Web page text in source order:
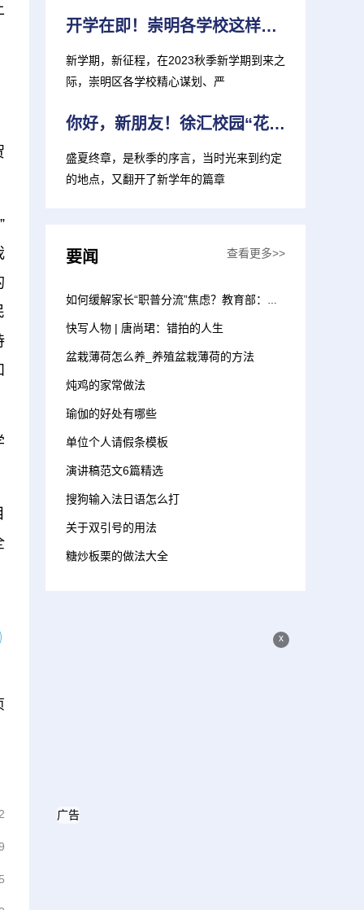
开学在即！崇明各学校这样准备迎接新学期
新学期，新征程，在2023秋季新学期到来之
际，崇明区各学校精心谋划、严
你好，新朋友！徐汇校园“花式”迎新 打造“独家记忆”
盛夏终章，是秋季的序言，当时光来到约定
的地点，又翻开了新学年的篇章
要闻 查看更多>>
如何缓解家长“职普分流”焦虑？教育部：新建优质普通高中 增加招生计划
快写人物 | 唐尚珺：错拍的人生
盆栽薄荷怎么养_养殖盆栽薄荷的方法
炖鸡的家常做法
瑜伽的好处有哪些
单位个人请假条模板
演讲稿范文6篇精选
搜狗输入法日语怎么打
关于双引号的用法
糖炒板栗的做法大全
x
广告